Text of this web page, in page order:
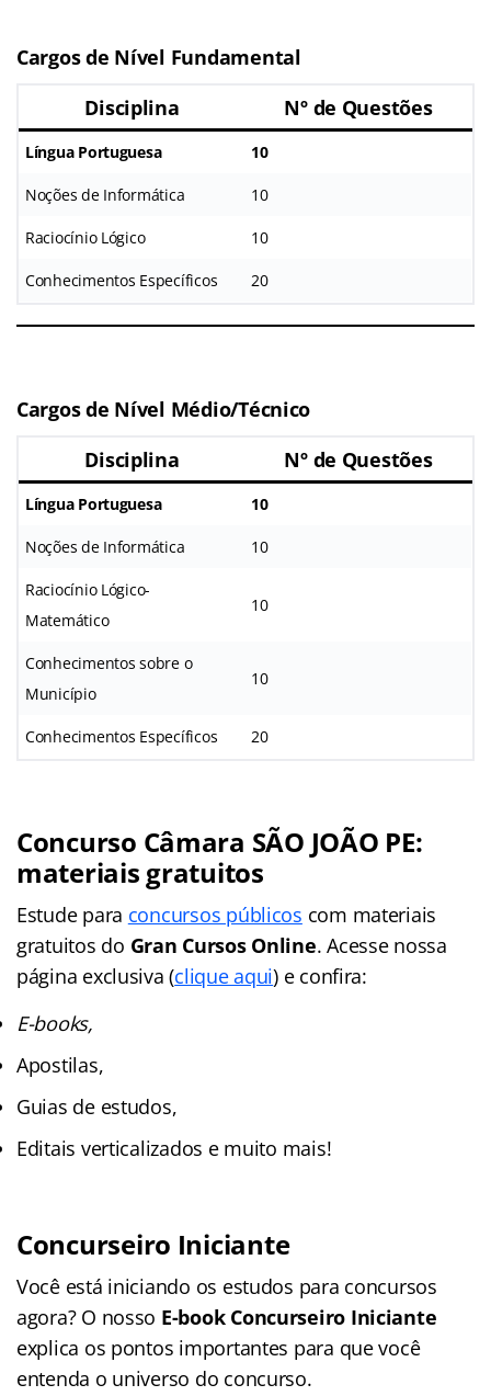
Cargos de Nível Fundamental
Disciplina
Nº de Questões
Língua Portuguesa 10
Noções de Informática 10
Raciocínio Lógico 10
Conhecimentos Específicos 20
Cargos de Nível Médio/Técnico
Disciplina
Nº de Questões
Língua Portuguesa 10
Noções de Informática 10
Raciocínio Lógico-
Matemático
10
Conhecimentos sobre o
Município
10
Conhecimentos Específicos 20
Concurso Câmara SÃO JOÃO PE:
materiais gratuitos
Estude para concursos públicos com materiais
gratuitos do Gran Cursos Online. Acesse nossa
página exclusiva (clique aqui) e confira:
E-books,
Apostilas,
Guias de estudos,
Editais verticalizados e muito mais!
Concurseiro Iniciante
Você está iniciando os estudos para concursos
agora? O nosso E-book Concurseiro Iniciante
explica os pontos importantes para que você
entenda o universo do concurso.